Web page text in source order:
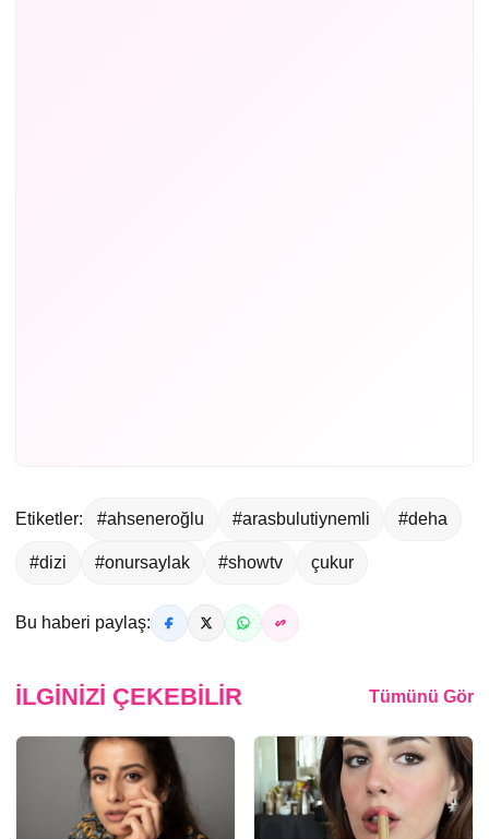
Etiketler: #ahseneroğlu #arasbulutiynemli #deha
#dizi #onursaylak #showtv çukur
Bu haberi paylaş:
İLGINIZI ÇEKEBILIR Tümünü Gör